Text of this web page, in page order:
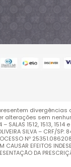
divergências
sem nenhum
– SALAS 1512, 1513,
SILVA – CRF/
Nº
CAUSAR EFEITOS
DA